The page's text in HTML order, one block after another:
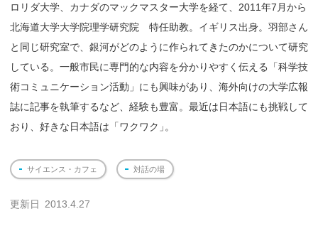
ロリダ大学、カナダのマックマスター大学を経て、2011年7月から
北海道大学大学院理学研究院 特任助教。イギリス出身。羽部さん
と同じ研究室で、銀河がどのように作られてきたのかについて研究
している。一般市民に専門的な内容を分かりやすく伝える「科学技
術コミュニケーション活動」にも興味があり、海外向けの大学広報
誌に記事を執筆するなど、経験も豊富。最近は日本語にも挑戦して
おり、好きな日本語は「ワクワク 」。
サイエンス・カフェ 対話の場
更新日 2013.4.27